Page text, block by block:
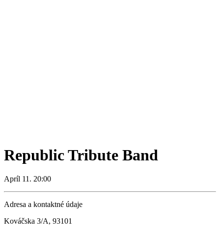
Republic Tribute Band
Apríl 11. 20:00
Adresa a kontaktné údaje
Kováčska 3/A, 93101